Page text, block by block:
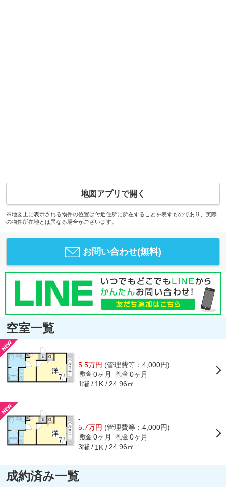
地図アプリで開く
※地図上に表示される物件の位置は付近住所に所在することを表すものであり、実際
の物件所在地とは異なる場合がございます。
お問い合わせ(無料)
空室一覧
-
5.5万円 (管理費等：4,000円)
敷金 0ヶ月 礼金 0ヶ月
1階 1K 24.96㎡
-
5.7万円 (管理費等：4,000円)
敷金 0ヶ月 礼金 0ヶ月
3階 1K 24.96㎡
成約済み一覧